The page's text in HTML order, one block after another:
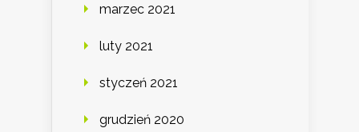
marzec 2021
luty 2021
styczeń 2021
grudzień 2020